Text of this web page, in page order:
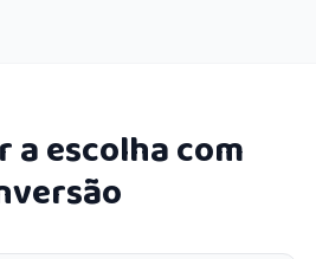
a escolha com